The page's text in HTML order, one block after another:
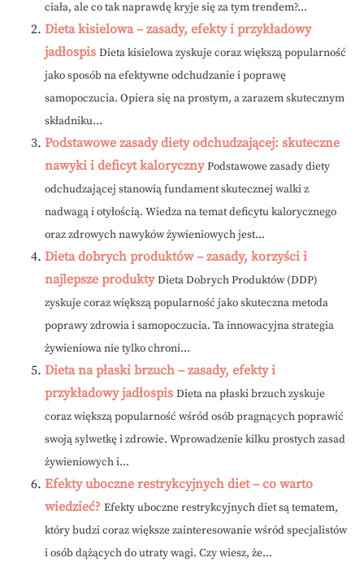
ciała, ale co tak naprawdę kryje się za tym trendem?...
Dieta kisielowa – zasady, efekty i przykładowy
jadłospis Dieta kisielowa zyskuje coraz większą popularność
jako sposób na efektywne odchudzanie i poprawę
samopoczucia. Opiera się na prostym, a zarazem skutecznym
składniku...
Podstawowe zasady diety odchudzającej: skuteczne
nawyki i deficyt kaloryczny Podstawowe zasady diety
odchudzającej stanowią fundament skutecznej walki z
nadwagą i otyłością. Wiedza na temat deficytu kalorycznego
oraz zdrowych nawyków żywieniowych jest...
Dieta dobrych produktów – zasady, korzyści i
najlepsze produkty Dieta Dobrych Produktów (DDP)
zyskuje coraz większą popularność jako skuteczna metoda
poprawy zdrowia i samopoczucia. Ta innowacyjna strategia
żywieniowa nie tylko chroni...
Dieta na płaski brzuch – zasady, efekty i
przykładowy jadłospis Dieta na płaski brzuch zyskuje
coraz większą popularność wśród osób pragnących poprawić
swoją sylwetkę i zdrowie. Wprowadzenie kilku prostych zasad
żywieniowych i...
Efekty uboczne restrykcyjnych diet – co warto
wiedzieć? Efekty uboczne restrykcyjnych diet są tematem,
który budzi coraz większe zainteresowanie wśród specjalistów
i osób dążących do utraty wagi. Czy wiesz, że...